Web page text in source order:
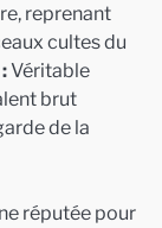
reprenant
cultes du
Véritable
brut
de la
réputée pour